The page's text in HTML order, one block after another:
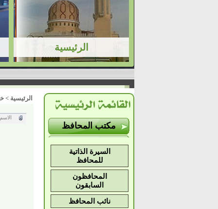
مكتب المحافظ
السيرة الذاتية
للمحافظ
المحافظون
السابقون
نائب المحافظ
الرئيسية >
الاسم